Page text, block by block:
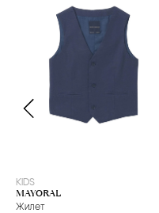
KIDS
MAYORAL
Жилет